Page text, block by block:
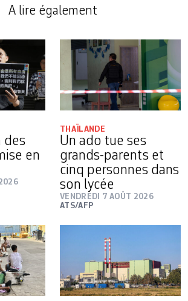
A lire également
des
en
THAÏLANDE
Un ado tue ses
grands-parents et
cinq personnes dans
son lycée
VENDREDI 7 AOÛT 2026
ATS/AFP